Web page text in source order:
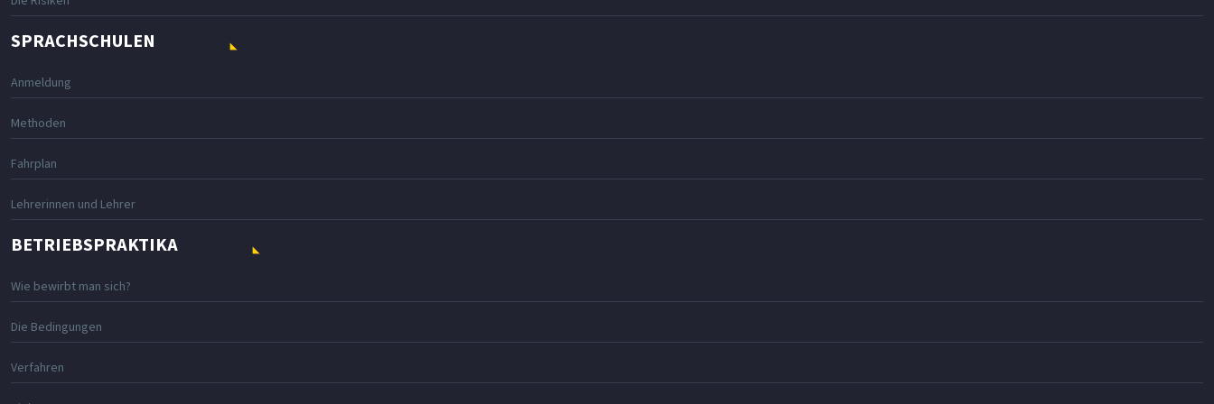
SPRACHSCHULEN
Anmeldung
Methoden
Fahrplan
Lehrerinnen und Lehrer
BETRIEBSPRAKTIKA
Wie bewirbt man sich?
Die Bedingungen
Verfahren